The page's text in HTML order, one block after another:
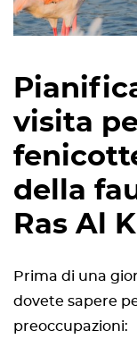
visita
della
Ras Al
Prima di una
dovete sapere
preoccupazioni: